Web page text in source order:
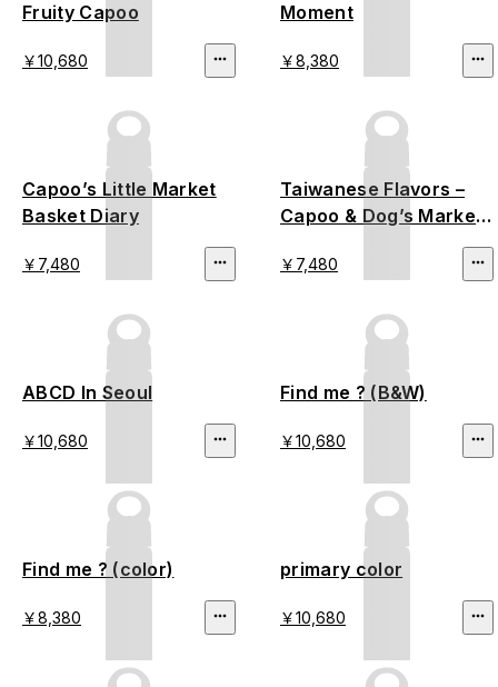
Fruity Capoo
￥10,680
Moment
￥8,380
Capoo’s Little Market
Basket Diary
￥7,480
Taiwanese Flavors –
Capoo & Dog’s Market
￥7,480
ABCD In Seoul
￥10,680
Find me ? (B&W)
￥10,680
Find me ? (color)
￥8,380
primary color
￥10,680